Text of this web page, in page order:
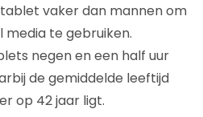
vaker dan mannen om
media te gebruiken.
negen en een half uur
de gemiddelde leeftijd
op 42 jaar ligt.